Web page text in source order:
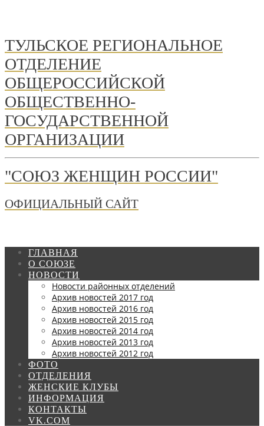
ТУЛЬСКОЕ РЕГИОНАЛЬНОЕ
ОТДЕЛЕНИЕ
ОБЩЕРОССИЙСКОЙ
ОБЩЕСТВЕННО-
ГОСУДАРСТВЕННОЙ
ОРГАНИЗАЦИИ
"СОЮЗ ЖЕНЩИН РОССИИ"
ОФИЦИАЛЬНЫЙ САЙТ
ГЛАВНАЯ
О СОЮЗЕ
НОВОСТИ
Новости районных отделений
Архив новостей 2017 год
Архив новостей 2016 год
Архив новостей 2015 год
Архив новостей 2014 год
Архив новостей 2013 год
Архив новостей 2012 год
ФОТО
ОТДЕЛЕНИЯ
ЖЕНСКИЕ КЛУБЫ
ИНФОРМАЦИЯ
КОНТАКТЫ
VK.COM